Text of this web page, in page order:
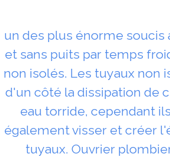
un des plus énorme soucis
et sans puits par temps
non isolés. Les tuyaux non
d'un côté la dissipation de
eau torride, cependant
également visser et créer
tuyaux. Ouvrier